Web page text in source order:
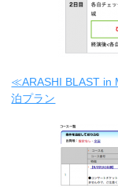
≪ARASHI BLAST
泊プラン